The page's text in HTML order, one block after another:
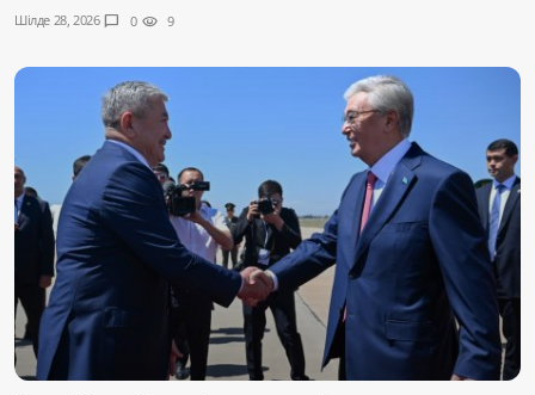
Шілде 28, 2026 chat_bubble 0 visibility 9